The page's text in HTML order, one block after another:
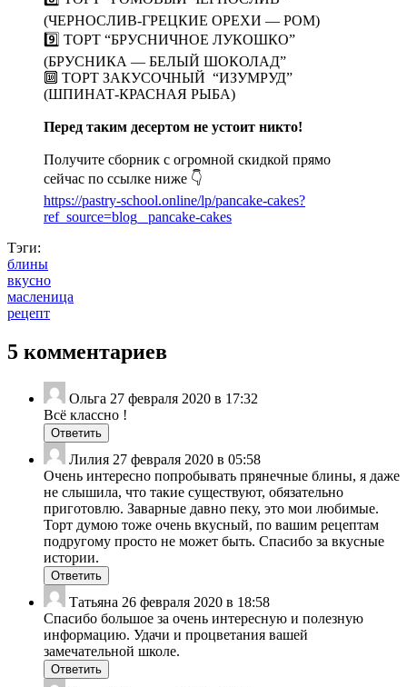
(ЧЕРНОСЛИВ-ГРЕЦКИЕ ОРЕХИ — РОМ)
9️⃣ ТОРТ “БРУСНИЧНОЕ ЛУКОШКО”
(БРУСНИКА — БЕЛЫЙ ШОКОЛАД”
🔟 ТОРТ ЗАКУСОЧНЫЙ “ИЗУМРУД”
(ШПИНАТ-КРАСНАЯ РЫБА)
Перед таким десертом не устоит никто!
Получите сборник с огромной скидкой прямо
сейчас по ссылке ниже 👇
https://pastry-school.online/lp/pancake-cakes?
ref_source=blog_ pancake-cakes
Тэги:
блины
вкусно
масленица
рецепт
5 комментариев
Ольга 27 февраля 2020 в 17:32
Всё классно !
Ответить
Лилия 27 февраля 2020 в 05:58
Очень интересно попробывать прянечные блины, я даже
не слышила, что такие существуют, обязательно
приготовлю. Заварные давно пеку, это мои любимые.
Торт думою тоже очень вкусный, по вашим рецептам
подругому просто не может быть. Спасибо за вкусные
истории.
Ответить
Татьяна 26 февраля 2020 в 18:58
Спасибо большое за очень интересную и полезную
информацию. Удачи и процветания вашей
замечательной школе.
Ответить